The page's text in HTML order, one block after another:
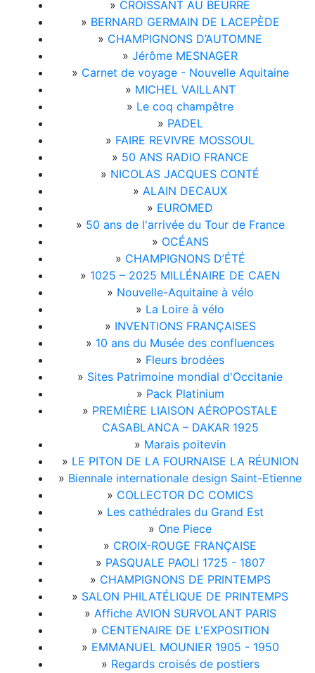
» CROISSANT AU BEURRE
» BERNARD GERMAIN DE LACEPÈDE
» CHAMPIGNONS D’AUTOMNE
» Jérôme MESNAGER
» Carnet de voyage - Nouvelle Aquitaine
» MICHEL VAILLANT
» Le coq champêtre
» PADEL
» FAIRE REVIVRE MOSSOUL
» 50 ANS RADIO FRANCE
» NICOLAS JACQUES CONTÉ
» ALAIN DECAUX
» EUROMED
» 50 ans de l'arrivée du Tour de France
» OCÉANS
» CHAMPIGNONS D’ÉTÉ
» 1025 – 2025 MILLÉNAIRE DE CAEN
» Nouvelle-Aquitaine à vélo
» La Loire à vélo
» INVENTIONS FRANÇAISES
» 10 ans du Musée des confluences
» Fleurs brodées
» Sites Patrimoine mondial d'Occitanie
» Pack Platinium
» PREMIÈRE LIAISON AÉROPOSTALE
CASABLANCA – DAKAR 1925
» Marais poitevin
» LE PITON DE LA FOURNAISE LA RÉUNION
» Biennale internationale design Saint-Etienne
» COLLECTOR DC COMICS
» Les cathédrales du Grand Est
» One Piece
» CROIX-ROUGE FRANÇAISE
» PASQUALE PAOLI 1725 - 1807
» CHAMPIGNONS DE PRINTEMPS
» SALON PHILATÉLIQUE DE PRINTEMPS
» Affiche AVION SURVOLANT PARIS
» CENTENAIRE DE L'EXPOSITION
» EMMANUEL MOUNIER 1905 - 1950
» Regards croisés de postiers